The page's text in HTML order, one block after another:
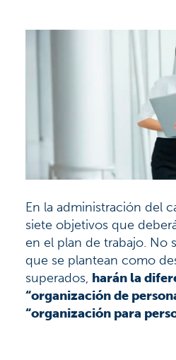
En la administración del
siete objetivos que
en el plan de trabajo. No
que se plantean como
superados, harán la
“organización de
“organización para